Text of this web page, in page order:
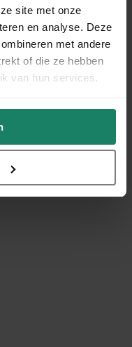
site met onze
en analyse. Deze
met andere
of die ze hebben
van hun services.